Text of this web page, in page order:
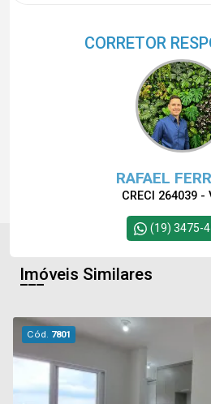
CORRETOR
RAFAEL
CRECI 264039 -
(19) 3475-
Imóveis Similares
Cód. 7801